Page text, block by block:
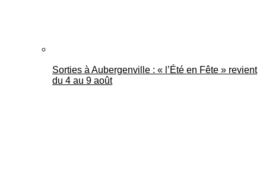
Sorties à Aubergenville : « l’Été en Fête » revient
du 4 au 9 août